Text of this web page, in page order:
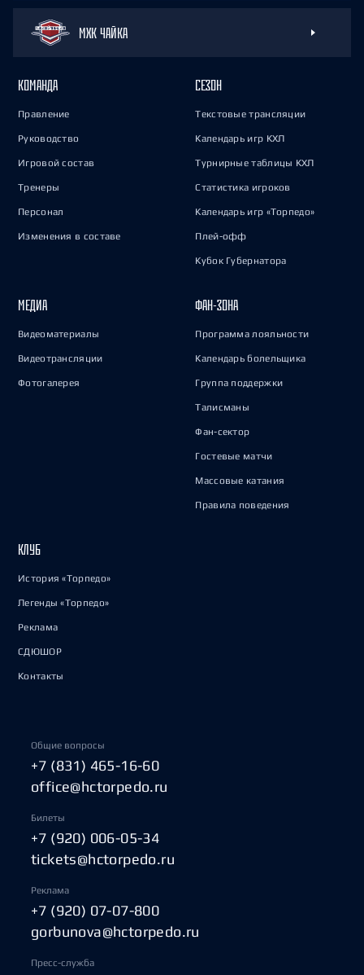
МХК ЧАЙКА
КОМАНДА
Правление
Руководство
Игровой состав
Тренеры
Персонал
Изменения в составе
СЕЗОН
Текстовые трансляции
Календарь игр КХЛ
Турнирные таблицы КХЛ
Статистика игроков
Календарь игр «Торпедо»
Плей-офф
Кубок Губернатора
МЕДИА
Видеоматериалы
Видеотрансляции
Фотогалерея
ФАН-ЗОНА
Программа лояльности
Календарь болельщика
Группа поддержки
Талисманы
Фан-сектор
Гостевые матчи
Массовые катания
Правила поведения
КЛУБ
История «Торпедо»
Легенды «Торпедо»
Реклама
СДЮШОР
Контакты
Общие вопросы
+7 (831) 465-16-60
office@hctorpedo.ru
Билеты
+7 (920) 006-05-34
tickets@hctorpedo.ru
Реклама
+7 (920) 07-07-800
gorbunova@hctorpedo.ru
Пресс-служба